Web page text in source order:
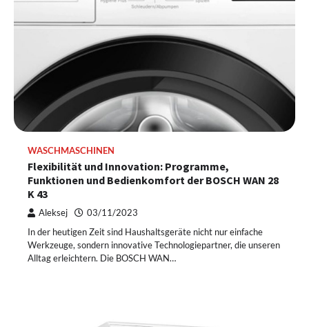
WASCHMASCHINEN
Flexibilität und Innovation: Programme,
Funktionen und Bedienkomfort der BOSCH WAN 28
K 43
Aleksej 03/11/2023
In der heutigen Zeit sind Haushaltsgeräte nicht nur einfache
Werkzeuge, sondern innovative Technologiepartner, die unseren
Alltag erleichtern. Die BOSCH WAN…